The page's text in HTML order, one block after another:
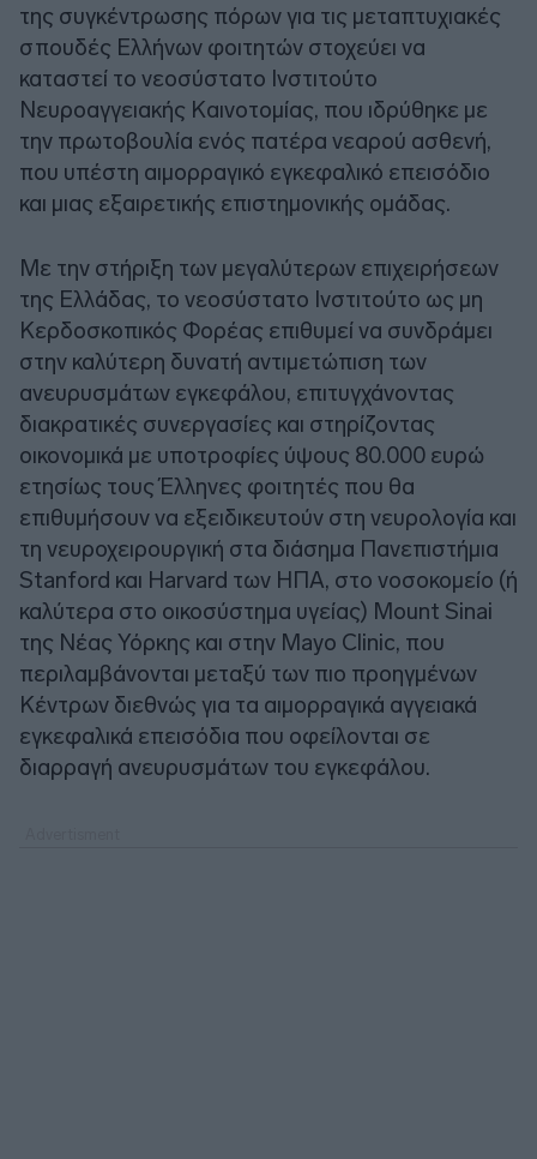
της συγκέντρωσης πόρων για τις μεταπτυχιακές
σπουδές Ελλήνων φοιτητών στοχεύει να
καταστεί το νεοσύστατο Ινστιτούτο
Νευροαγγειακής Καινοτομίας, που ιδρύθηκε με
την πρωτοβουλία ενός πατέρα νεαρού ασθενή,
που υπέστη αιμορραγικό εγκεφαλικό επεισόδιο
και μιας εξαιρετικής επιστημονικής ομάδας.
Με την στήριξη των μεγαλύτερων επιχειρήσεων
της Ελλάδας, το νεοσύστατο Ινστιτούτο ως μη
Κερδοσκοπικός Φορέας επιθυμεί να συνδράμει
στην καλύτερη δυνατή αντιμετώπιση των
ανευρυσμάτων εγκεφάλου, επιτυγχάνοντας
διακρατικές συνεργασίες και στηρίζοντας
οικονομικά με υποτροφίες ύψους 80.000 ευρώ
ετησίως τους Έλληνες φοιτητές που θα
επιθυμήσουν να εξειδικευτούν στη νευρολογία και
τη νευροχειρουργική στα διάσημα Πανεπιστήμια
Stanford και Harvard των ΗΠΑ, στο νοσοκομείο (ή
καλύτερα στο οικοσύστημα υγείας) Mount Sinai
της Νέας Υόρκης και στην Mayo Clinic, που
περιλαμβάνονται μεταξύ των πιο προηγμένων
Κέντρων διεθνώς για τα αιμορραγικά αγγειακά
εγκεφαλικά επεισόδια που οφείλονται σε
διαρραγή ανευρυσμάτων του εγκεφάλου.